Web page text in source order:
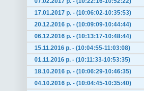
17.01.2017 р. - (10:06:02-10:35:53)
20.12.2016 р. - (10:09:09-10:44:44)
06.12.2016 р. - (10:13:17-10:48:44)
15.11.2016 р. - (10:04:55-11:03:08)
01.11.2016 р. - (10:11:33-10:53:35)
18.10.2016 р. - (10:06:29-10:46:35)
04.10.2016 р. - (10:04:45-10:35:40)